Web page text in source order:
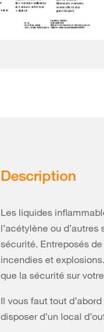
Description
Les liquides
l’acétylène ou
sécurité. Entreposés
incendies et
que la sécurité sur
Il vous faut tout
disposer d’un local